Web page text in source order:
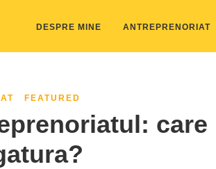
DESPRE MINE ANTREPRENORIAT
FEATURED
care